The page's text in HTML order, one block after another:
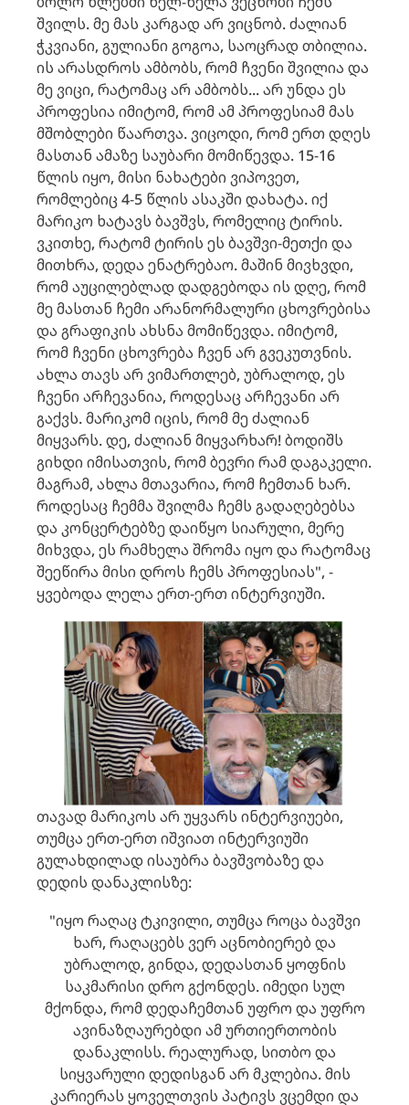
შვილს. მე მას კარგად არ ვიცნობ. ძალიან
ჭკვიანი, გულიანი გოგოა, საოცრად თბილია.
ის არასდროს ამბობს, რომ ჩვენი შვილია და
მე ვიცი, რატომაც არ ამბობს... არ უნდა ეს
პროფესია იმიტომ, რომ ამ პროფესიამ მას
მშობლები წაართვა. ვიცოდი, რომ ერთ დღეს
მასთან ამაზე საუბარი მომიწევდა. 15-16
წლის იყო, მისი ნახატები ვიპოვეთ,
რომლებიც 4-5 წლის ასაკში დახატა. იქ
მარიკო ხატავს ბავშვს, რომელიც ტირის.
ვკითხე, რატომ ტირის ეს ბავშვი-მეთქი და
მითხრა, დედა ენატრებაო. მაშინ მივხვდი,
რომ აუცილებლად დადგებოდა ის დღე, რომ
მე მასთან ჩემი არანორმალური ცხოვრებისა
და გრაფიკის ახსნა მომიწევდა. იმიტომ,
რომ ჩვენი ცხოვრება ჩვენ არ გვეკუთვნის.
ახლა თავს არ ვიმართლებ, უბრალოდ, ეს
ჩვენი არჩევანია, როდესაც არჩევანი არ
გაქვს. მარიკომ იცის, რომ მე ძალიან
მიყვარს. დე, ძალიან მიყვარხარ! ბოდიშს
გიხდი იმისათვის, რომ ბევრი რამ დაგაკელი.
მაგრამ, ახლა მთავარია, რომ ჩემთან ხარ.
როდესაც ჩემმა შვილმა ჩემს გადაღებებსა
და კონცერტებზე დაიწყო სიარული, მერე
მიხვდა, ეს რამხელა შრომა იყო და რატომაც
შეეწირა მისი დროს ჩემს პროფესიას", -
ყვებოდა ლელა ერთ-ერთ ინტერვიუში.
თავად მარიკოს არ უყვარს ინტერვიუები,
თუმცა ერთ-ერთ იშვიათ ინტერვიუში
გულახდილად ისაუბრა ბავშვობაზე და
დედის დანაკლისზე:
"იყო რაღაც ტკივილი, თუმცა როცა ბავშვი
ხარ, რაღაცებს ვერ აცნობიერებ და
უბრალოდ, გინდა, დედასთან ყოფნის
საკმარისი დრო გქონდეს. იმედი სულ
მქონდა, რომ დედაჩემთან უფრო და უფრო
ავინაზღაურებდი ამ ურთიერთობის
დანაკლისს. რეალურად, სითბო და
სიყვარული დედისგან არ მკლებია. მის
კარიერას ყოველთვის პატივს ვცემდი და